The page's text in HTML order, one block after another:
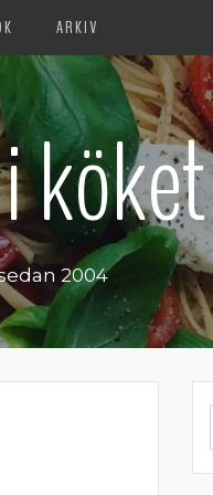
ARKIV
köket
2004